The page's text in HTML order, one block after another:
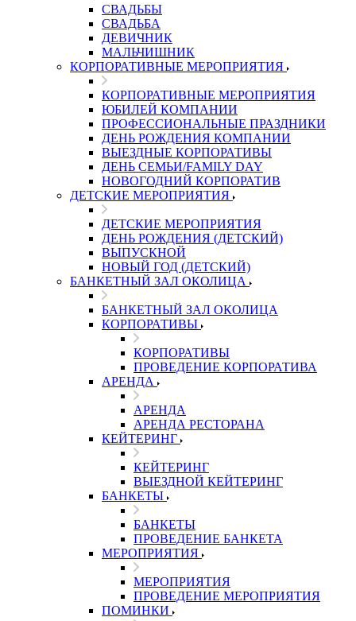
СВАДЬБЫ
СВАДЬБА
ДЕВИЧНИК
МАЛЬЧИШНИК
КОРПОРАТИВНЫЕ МЕРОПРИЯТИЯ
КОРПОРАТИВНЫЕ МЕРОПРИЯТИЯ
ЮБИЛЕЙ КОМПАНИИ
ПРОФЕССИОНАЛЬНЫЕ ПРАЗДНИКИ
ДЕНЬ РОЖДЕНИЯ КОМПАНИИ
ВЫЕЗДНЫЕ КОРПОРАТИВЫ
ДЕНЬ СЕМЬИ/FAMILY DAY
НОВОГОДНИЙ КОРПОРАТИВ
ДЕТСКИЕ МЕРОПРИЯТИЯ
ДЕТСКИЕ МЕРОПРИЯТИЯ
ДЕНЬ РОЖДЕНИЯ (ДЕТСКИЙ)
ВЫПУСКНОЙ
НОВЫЙ ГОД (ДЕТСКИЙ)
БАНКЕТНЫЙ ЗАЛ ОКОЛИЦА
БАНКЕТНЫЙ ЗАЛ ОКОЛИЦА
КОРПОРАТИВЫ
КОРПОРАТИВЫ
ПРОВЕДЕНИЕ КОРПОРАТИВА
АРЕНДА
АРЕНДА
АРЕНДА РЕСТОРАНА
КЕЙТЕРИНГ
КЕЙТЕРИНГ
ВЫЕЗДНОЙ КЕЙТЕРИНГ
БАНКЕТЫ
БАНКЕТЫ
ПРОВЕДЕНИЕ БАНКЕТА
МЕРОПРИЯТИЯ
МЕРОПРИЯТИЯ
ПРОВЕДЕНИЕ МЕРОПРИЯТИЯ
ПОМИНКИ